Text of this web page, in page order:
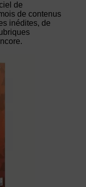
de
de contenus
inédites, de